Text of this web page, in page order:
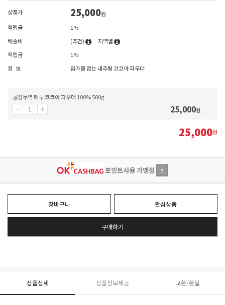
상품가 25,000원
적립금
1%
배송비
(조건)
지역별
적립금
1%
정 보
첨가물 없는 내추럴 코코아 파우더
공정무역 페루 코코아 파우더 100% 500g
25,000원
25,000원
포인트사용 가맹점 ?
장바구니 관심상품
구매하기
상품상세 상품정보제공 교환/환불